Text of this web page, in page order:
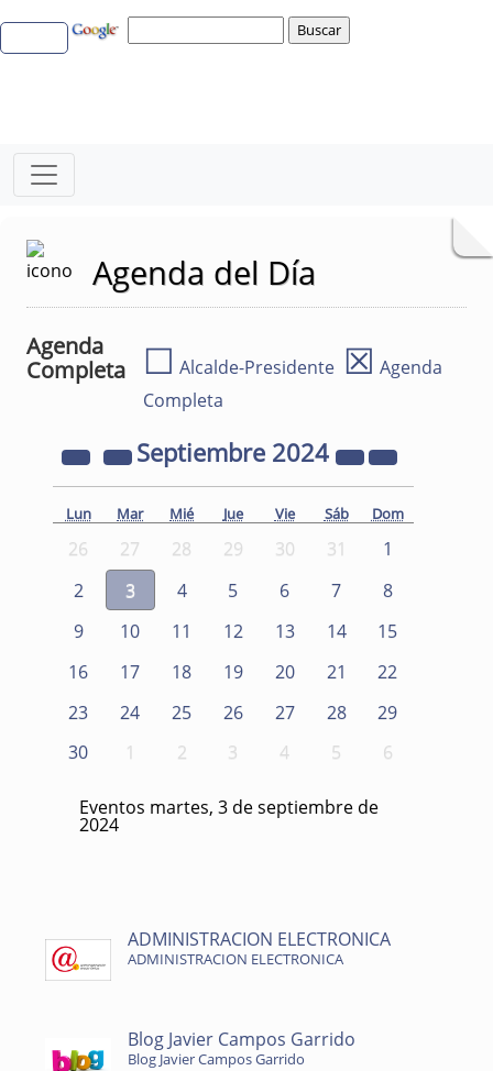
Agenda del Día
Agenda
Completa
☐ Alcalde-Presidente ☒ Agenda
Completa
Septiembre 2024
Lun Mar Mié Jue Vie Sáb Dom
26 27 28 29 30 31
1
2
3 4 5 6 7
8
9
10 11 12 13 14
15
16
17 18 19 20 21
22
23
24 25 26 27 28
29
30
1 2 3 4 5 6
Eventos martes, 3 de septiembre de
2024
ADMINISTRACION ELECTRONICA
ADMINISTRACION ELECTRONICA
Blog Javier Campos Garrido
Blog Javier Campos Garrido